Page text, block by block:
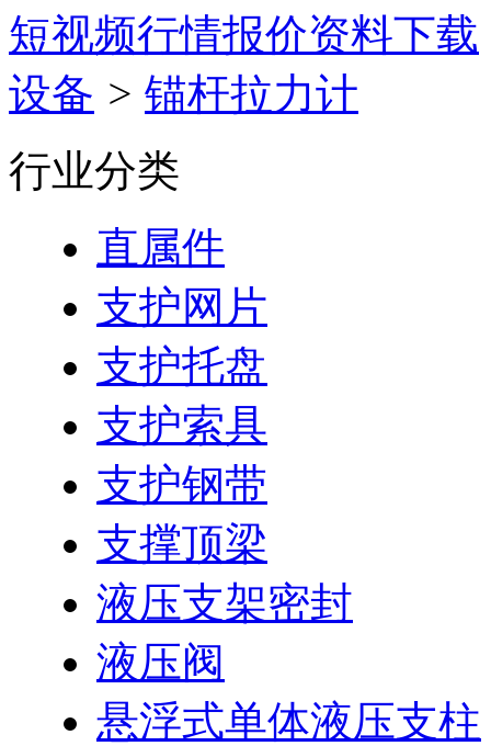
短视频行情报价资料下载
设备 > 锚杆拉力计
行业分类
直属件
支护网片
支护托盘
支护索具
支护钢带
支撑顶梁
液压支架密封
液压阀
悬浮式单体液压支柱